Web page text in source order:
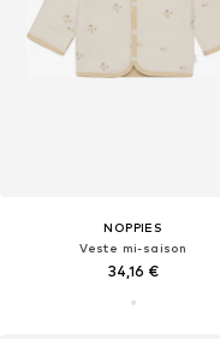
NOPPIES
Veste mi-saison
34,16 €